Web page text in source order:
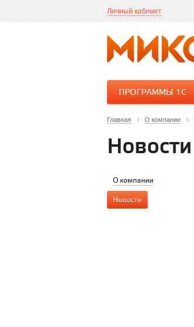
Личный кабинет
ПРОГРАММЫ 1С
Главная О компании
Новости
О компании
Новости